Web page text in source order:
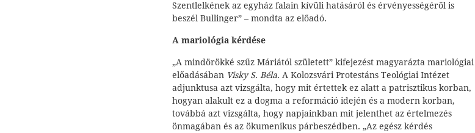
Szentlelkének az egyház falain kívüli hatásáról és érvényességéről is
beszél Bullinger” – mondta az előadó.
A mariológia kérdése
„A mindörökké szűz Máriától született” kifejezést magyarázta mariológiai
előadásában Visky S. Béla. A Kolozsvári Protestáns Teológiai Intézet
adjunktusa azt vizsgálta, hogy mit értettek ez alatt a patrisztikus korban,
hogyan alakult ez a dogma a reformáció idején és a modern korban,
továbbá azt vizsgálta, hogy napjainkban mit jelenthet az értelmezés
önmagában és az ökumenikus párbeszédben. „Az egész kérdés